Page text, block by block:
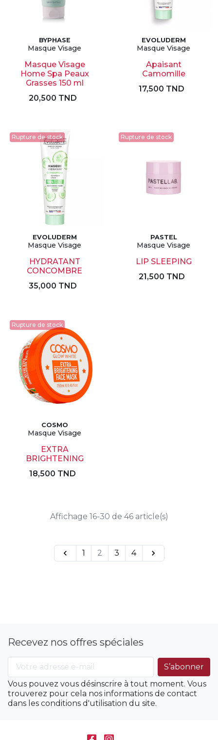
BYPHASE
Masque Visage
Masque Visage
Home Spa Peaux
Grasses 150 ml
20,500 TND
EVOLUDERM
Masque Visage
Apaisant
Camomille
17,500 TND
Rupture de stock
EVOLUDERM
Masque Visage
HYDRATANT
CONCOMBRE
35,000 TND
Rupture de stock
PASTEL
Masque Visage
LIP SLEEPING
21,500 TND
Rupture de stock
COSMO
Masque Visage
EXTRA
BRIGHTENING
18,500 TND
Affichage 16-30 de 46 article(s)
 1 2 3 4 
Recevez nos offres spéciales
Vous pouvez vous désinscrire à tout moment. Vous
trouverez pour cela nos informations de contact
dans les conditions d'utilisation du site.